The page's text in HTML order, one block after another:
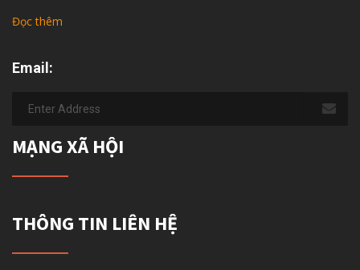
Đọc thêm
Email:
MẠNG XÃ HỘI
THÔNG TIN LIÊN HỆ